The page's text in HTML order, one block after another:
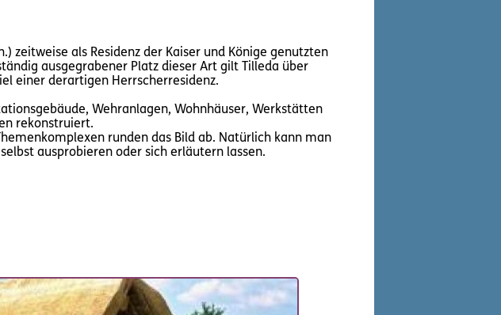
zeitweise als Residenz der Kaiser und Könige genutzten
ausgegrabener Platz dieser Art gilt Tilleda über
einer derartigen Herrscherresidenz.
Wehranlagen, Wohnhäuser, Werkstätten
rekonstruiert.
runden das Bild ab. Natürlich kann man
ausprobieren oder sich erläutern lassen.